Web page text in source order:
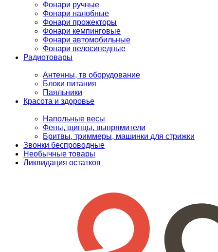
Фонари ручные
Фонари налобные
Фонари прожекторы
Фонари кемпинговые
Фонари автомобильные
Фонари велосипедные
Радиотовары
Антенны, тв оборудование
Блоки питания
Паяльники
Красота и здоровье
Напольные весы
Фены, щипцы, выпрямители
Бритвы, триммеры, машинки для стрижки
Звонки беспроводные
Необычные товары
Ликвидация остатков